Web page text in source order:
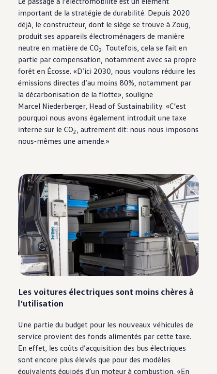
important de la stratégie de durabilité. Depuis 2020
déjà, le constructeur, dont le siège se trouve à Zoug,
produit ses appareils électroménagers de manière
neutre en matière de CO2. Toutefois, cela se fait en
partie par compensation, notamment avec sa propre
forêt en Écosse. «D’ici 2030, nous voulons réduire les
émissions directes d’au moins 80%, notamment par
la décarbonisation de la flotte», souligne
Marcel Niederberger, Head of Sustainability. «C’est
pourquoi nous avons également introduit une taxe
interne sur le CO2
, autrement dit: nous nous imposons
nous-mêmes une amende.»
Les voitures électriques sont moins chères à
l’utilisation
Une partie du budget pour les nouveaux véhicules de
service provient des fonds alimentés par cette taxe.
En effet, les coûts d’acquisition des bus électriques
sont encore plus élevés que pour des modèles
équivalents équipés d’un moteur à combustion. «En